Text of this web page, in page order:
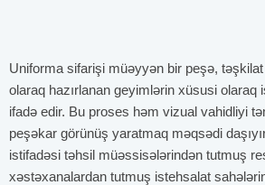
Uniforma sifarişi müəyyən bir peşə,
olaraq hazırlanan geyimlərin xüsusi olaraq
ifadə edir. Bu proses həm vizual vahidliyi
peşəkar görünüş yaratmaq məqsədi
istifadəsi təhsil müəssisələrindən tutmuş
xəstəxanalardan tutmuş istehsalat